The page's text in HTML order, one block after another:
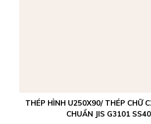
THÉP HÌNH U250X90/ THÉP CHỮ
CHUẨN JIS G3101